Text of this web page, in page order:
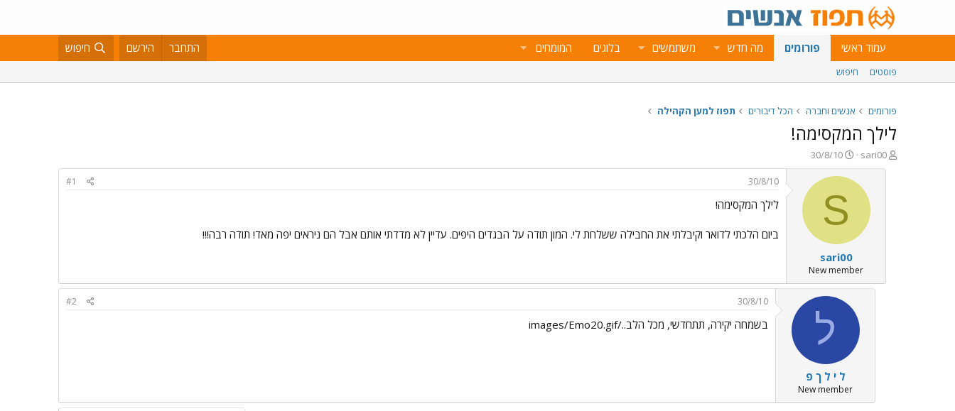
עמוד ראשי פורומים מה חדש משתמשים בלוגים המומחים התחבר הירשם חיפוש
פוסטים חיפוש
פורומים אנשים וחברה הכל דיבורים תפוז למען הקהילה
לילך המקסימה!
פ
ו
sari00
פ
ו
ר
ס
ם
ב
א
ר
י
ך
30/8/10
S
sari00
New member
30/8/10
#1
לילך המקסימה!
ביום הלכתי לדואר וקיבלתי את החבילה ששלחת לי. המון תודה על הבגדים היפים. עדיין לא מדדתי אותם אבל הם ניראים יפה מאד! תודה רבה!!!
ל
ל י ל ך פ
New member
30/8/10
#2
בשמחה יקירה, תתחדשי, מכל הלב../images/Emo20.gif